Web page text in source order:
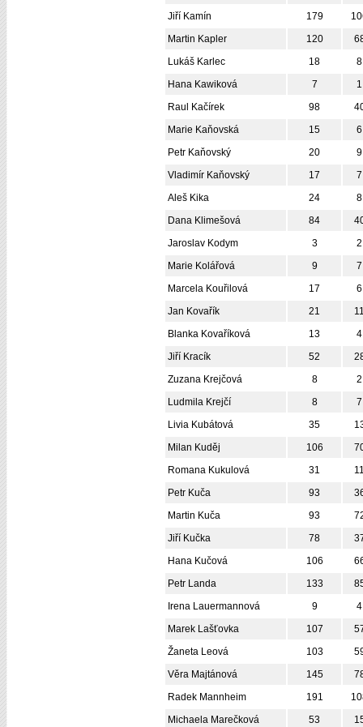
Jiří Kamín
179
Martin Kapler
120
Lukáš Karlec
18
8
Hana Kawiková
7
1
Raul Kačírek
98
Marie Kaňovská
15
6
Petr Kaňovský
20
9
Vladimír Kaňovský
17
7
Aleš Kika
24
8
Dana Klimešová
84
Jaroslav Kodym
3
2
Marie Kolářová
9
7
Marcela Kouřilová
17
6
Jan Kovařík
21
Blanka Kovaříková
13
4
Jiří Kracík
52
Zuzana Krejčová
8
2
Ludmila Krejčí
8
7
Livia Kubátová
35
Milan Kuděj
106
Romana Kukulová
31
Petr Kuča
93
Martin Kuča
93
Jiří Kučka
78
Hana Kučová
106
Petr Landa
133
Irena Lauermannová
9
4
Marek Lašťovka
107
Žaneta Leová
103
Věra Majtánová
145
Radek Mannheim
191
Michaela Marečková
53